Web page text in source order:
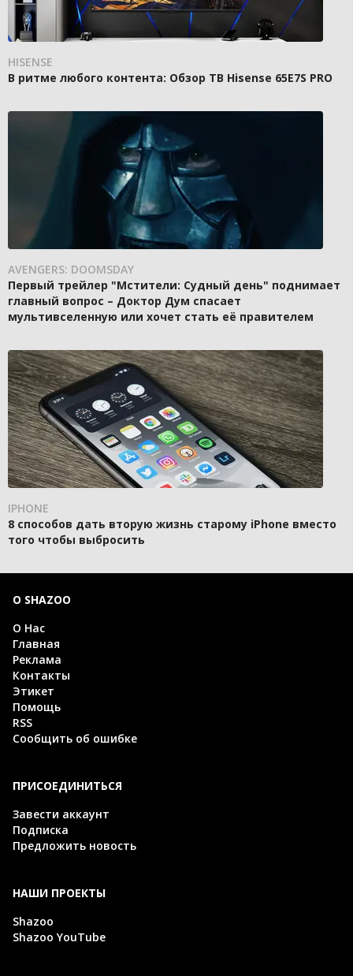
HISENSE
В ритме любого контента: Обзор ТВ Hisense 65E7S PRO
AVENGERS: DOOMSDAY
Первый трейлер "Мстители: Судный день" поднимает
главный вопрос – Доктор Дум спасает
мультивселенную или хочет стать её правителем
IPHONE
8 способов дать вторую жизнь старому iPhone вместо
того чтобы выбросить
О SHAZOO
О Нас
Главная
Реклама
Контакты
Этикет
Помощь
RSS
Сообщить об ошибке
ПРИСОЕДИНИТЬСЯ
Завести аккаунт
Подписка
Предложить новость
НАШИ ПРОЕКТЫ
Shazoo
Shazoo YouTube